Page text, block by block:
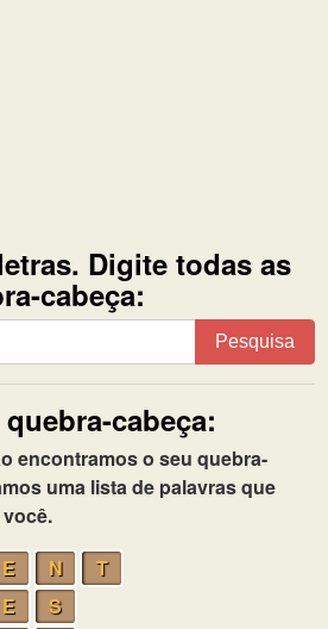
Digite todas as
cabeça:
Pesquisa
cabeça:
encontramos o seu quebra-
uma lista de palavras que
E N
T
E
S